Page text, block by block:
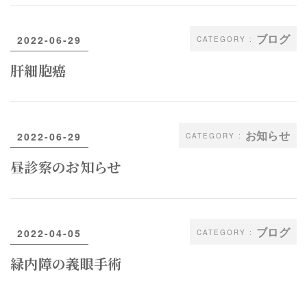
ブログ
2022-06-29
肝細胞癌
お知らせ
2022-06-29
昼診察のお知らせ
ブログ
2022-04-05
緑内障の義眼手術